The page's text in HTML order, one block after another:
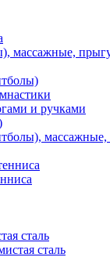
массажные,
и ручками
сталь
сталь